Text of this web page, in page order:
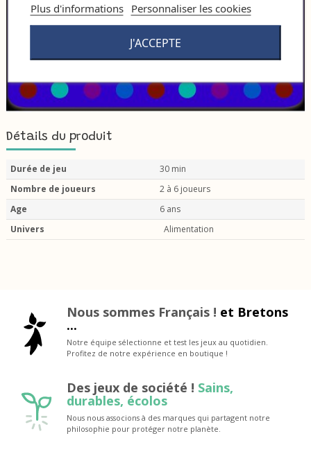
Détails du produit
Durée de jeu
30 min
Nombre de joueurs
2 à 6 joueurs
Age
6 ans
Univers
Alimentation
Nous sommes Français ! et Bretons
...
Notre équipe sélectionne et test les jeux au quotidien.
Profitez de notre expérience en boutique !
Des jeux de société ! Sains,
durables, écolos
Nous nous associons à des marques qui partagent notre
philosophie pour protéger notre planète.
Plus d'informations Personnaliser les cookies
J'ACCEPTE